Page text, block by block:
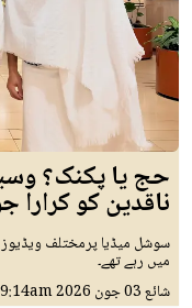
حج یا پکنک؟
ناقدین کو کرارا
سوشل میڈیا پرمختلف ویڈیوز
میں رہے تھے۔
شائع03 جون 2026